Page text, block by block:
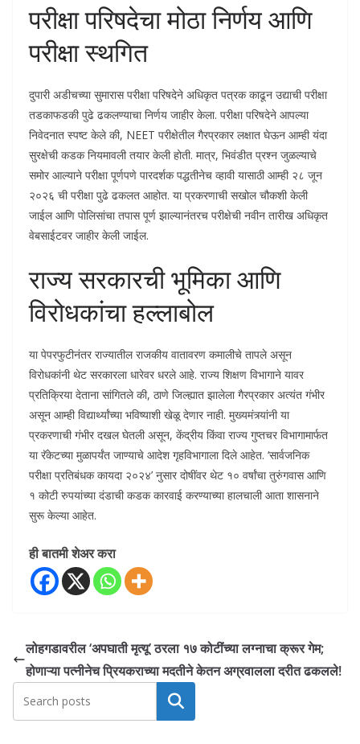
​परीक्षा परिषदेचा मोठा निर्णय आणि
परीक्षा स्थगित
​दुपारी अडीचच्या सुमारास परीक्षा परिषदेने अधिकृत पत्रक काढून उद्याची परीक्षा
तडकाफडकी पुढे ढकलण्याचा निर्णय जाहीर केला. परीक्षा परिषदेने आपल्या
निवेदनात स्पष्ट केले की, NEET परीक्षेतील गैरप्रकार लक्षात घेऊन आम्ही यंदा
सुरक्षेची कडक नियमावली तयार केली होती. मात्र, भिवंडीत प्रश्न जुळल्याचे
समोर आल्याने परीक्षा पूर्णपणे पारदर्शक पद्धतीनेच व्हावी यासाठी आम्ही २८ जून
२०२६ ची परीक्षा पुढे ढकलत आहोत. या प्रकरणाची सखोल चौकशी केली
जाईल आणि पोलिसांचा तपास पूर्ण झाल्यानंतरच परीक्षेची नवीन तारीख अधिकृत
वेबसाईटवर जाहीर केली जाईल.
​राज्य सरकारची भूमिका आणि
विरोधकांचा हल्लाबोल
या पेपरफुटीनंतर राज्यातील राजकीय वातावरण कमालीचे तापले असून
विरोधकांनी थेट सरकारला धारेवर धरले आहे. राज्य शिक्षण विभागाने यावर
प्रतिक्रिया देताना सांगितले की, ठाणे जिल्ह्यात झालेला गैरप्रकार अत्यंत गंभीर
असून आम्ही विद्यार्थ्यांच्या भविष्याशी खेळू देणार नाही. मुख्यमंत्र्यांनी या
प्रकरणाची गंभीर दखल घेतली असून, केंद्रीय किंवा राज्य गुप्तचर विभागामार्फत
या रॅकेटच्या मुळापर्यंत जाण्याचे आदेश गृहविभागाला दिले आहेत. ‘सार्वजनिक
परीक्षा प्रतिबंधक कायदा २०२४’ नुसार दोषींवर थेट १० वर्षांचा तुरुंगवास आणि
१ कोटी रुपयांच्या दंडाची कडक कारवाई करण्याच्या हालचाली आता शासनाने
सुरू केल्या आहेत.
ही बातमी शेअर करा
लोहगडावरील ‘अपघाती मृत्यू’ ठरला १७ कोटींच्या लग्नाचा क्रूर गेम;
होणाऱ्या पत्नीनेच प्रियकराच्या मदतीने केतन अग्रवालला दरीत ढकलले!
Search